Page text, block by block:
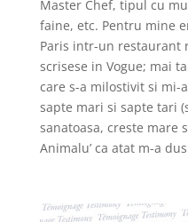
Master Chef, tipul cu
faine, etc. Pentru mine
Paris intr-un restaurant
scrisese in Vogue; mai
care s-a milostivit si mi-
sapte mari si sapte tari
sanatoasa, creste mare
Animalu’ ca atat m-a